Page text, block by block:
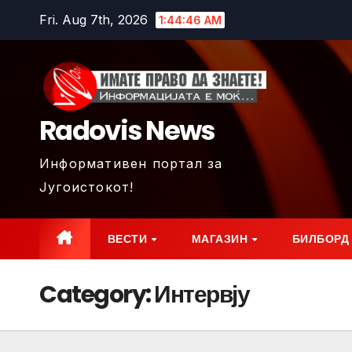
Fri. Aug 7th, 2026 1:44:47 AM
Radovis News
Информативен портал за
Југоистокот!
ВЕСТИ МАГАЗИН БИЛБОРД
Category:Интервју